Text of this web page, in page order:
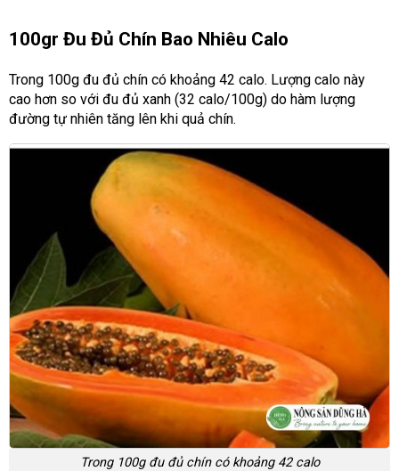
100gr Đu Đủ Chín Bao Nhiêu Calo
Trong 100g đu đủ chín có khoảng 42 calo. Lượng calo này
cao hơn so với đu đủ xanh (32 calo/100g) do hàm lượng
đường tự nhiên tăng lên khi quả chín.
Trong 100g đu đủ chín có khoảng 42 calo